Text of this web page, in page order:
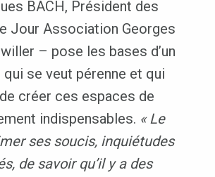
BACH, Président des
Jour Association Georges
– pose les bases d’un
qui se veut pérenne et qui
créer ces espaces de
indispensables. « Le
ses soucis, inquiétudes
de savoir qu’il y a des